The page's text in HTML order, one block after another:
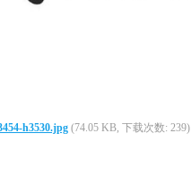
h3530.jpg (74.05 KB, 下载次数: 239)